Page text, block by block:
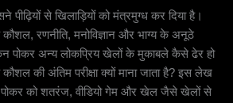
से खिलाड़ियों को मंत्रमुग्ध कर दिया है।
रणनीति, मनोविज्ञान और भाग्य के अनूठे
पोकर अन्य लोकप्रिय खेलों के मुकाबले कैसे ढेर हो
की अंतिम परीक्षा क्यों माना जाता है? इस लेख
पोकर को शतरंज, वीडियो गेम और खेल जैसे खेलों से